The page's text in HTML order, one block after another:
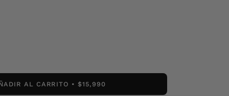
AL CARRITO $15,990